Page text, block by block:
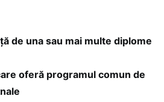
de una sau mai multe diplome
oferă programul comun de